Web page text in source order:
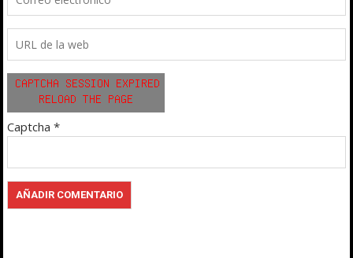
Captcha *